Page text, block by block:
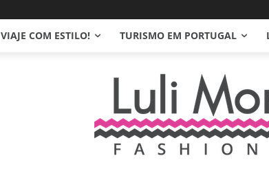
VIAJE COM ESTILO! TURISMO EM PORTUGAL